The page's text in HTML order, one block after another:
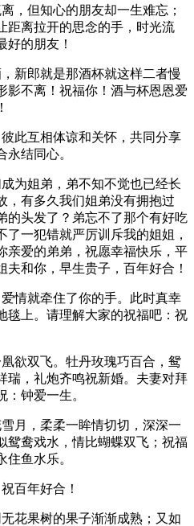
，但知心的朋友却一生难忘；
距离拉开的思念的手，时光流
好的朋友！
新郎就是那酒杯就这样二者慢
影不离！祝福你！酒与杯恩恩爱
此互相体谅和关怀，共同分享
结同心。
为姐弟，弟不知不觉也已经长
，有多久我们姐弟没有拥抱过
的头发了？弟忘不了那个有好吃
一犯错就严厉训斥我的姐姐，
亲爱的弟弟，祝愿幸福快乐，平
和你，早生贵子，百年好合！
情就牵住了你的手。此时真幸
毯上。请理解大家的祝福吧：祝
欲双飞。牡丹玫瑰巧百合，鸳
瑞，礼炮齐鸣祝新婚。夫妻对拜
钟爱一生。
月，柔柔一眸情切切，深深一
鸳鸯戏水，情比蝴蝶双飞；祝福
鱼水乐。
百年好合！
花果树的果子渐渐成熟；又如